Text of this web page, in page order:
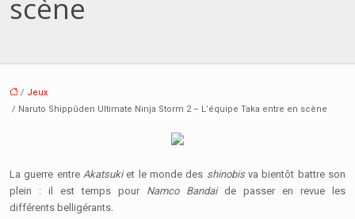
scène
/ Jeux
/ Naruto Shippûden Ultimate Ninja Storm 2 – L’équipe Taka entre en scène
La guerre entre Akatsukiet le monde des shinobisva bientôt battre son
plein : il est temps pour Namco Bandaide passer en revue les
différents belligérants.